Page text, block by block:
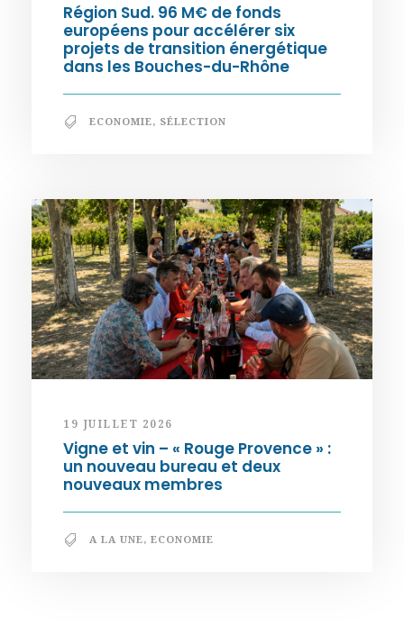
Région Sud. 96 M€ de fonds
européens pour accélérer six
projets de transition énergétique
dans les Bouches-du-Rhône
ECONOMIE, SÉLECTION
19 JUILLET 2026
Vigne et vin – « Rouge Provence » :
un nouveau bureau et deux
nouveaux membres
A LA UNE, ECONOMIE